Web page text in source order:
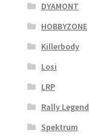
DYAMONT
HOBBYZONE
Killerbody
Losi
LRP
Rally Legend
Spektrum